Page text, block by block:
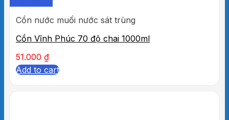
Cồn nước muối nước sát trùng
Cồn Vĩnh Phúc 70 độ chai 1000ml
51.000 ₫
Add to cart